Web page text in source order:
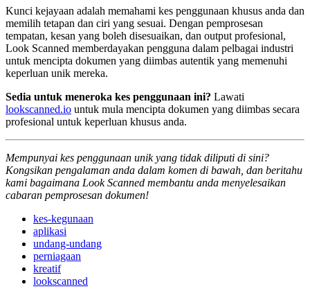
Kunci kejayaan adalah memahami kes penggunaan khusus anda dan
memilih tetapan dan ciri yang sesuai. Dengan pemprosesan
tempatan, kesan yang boleh disesuaikan, dan output profesional,
Look Scanned memberdayakan pengguna dalam pelbagai industri
untuk mencipta dokumen yang diimbas autentik yang memenuhi
keperluan unik mereka.
Sedia untuk meneroka kes penggunaan ini? Lawati
lookscanned.io untuk mula mencipta dokumen yang diimbas secara
profesional untuk keperluan khusus anda.
Mempunyai kes penggunaan unik yang tidak diliputi di sini?
Kongsikan pengalaman anda dalam komen di bawah, dan beritahu
kami bagaimana Look Scanned membantu anda menyelesaikan
cabaran pemprosesan dokumen!
kes-kegunaan
aplikasi
undang-undang
perniagaan
kreatif
lookscanned